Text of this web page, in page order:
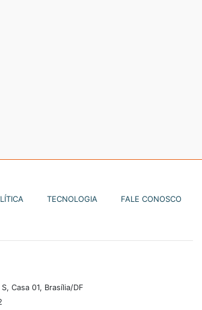
TECNOLOGIA FALE CONOSCO
Casa 01, Brasília/DF